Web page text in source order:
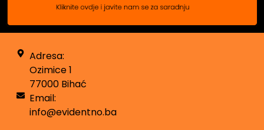
Adresa:
Ozimice 1
77000 Bihać
Email:
info@evidentno.ba